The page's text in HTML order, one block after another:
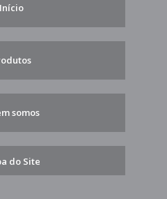
Início
somos
do Site